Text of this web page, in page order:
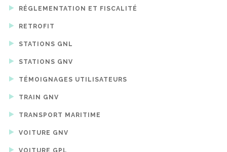
RÉGLEMENTATION ET FISCALITÉ
RETROFIT
STATIONS GNL
STATIONS GNV
TÉMOIGNAGES UTILISATEURS
TRAIN GNV
TRANSPORT MARITIME
VOITURE GNV
VOITURE GPL